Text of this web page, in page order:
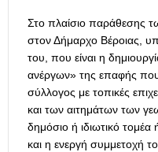
Στο πλαίσιο παράθεσης
στον Δήμαρχο Βέροιας,
του, που είναι η
ανέργων» της επαφής που
σύλλογος με τοπικές
και των αιτημάτων των
δημόσιο ή ιδιωτικό τομέα
και η ενεργή συμμετοχή